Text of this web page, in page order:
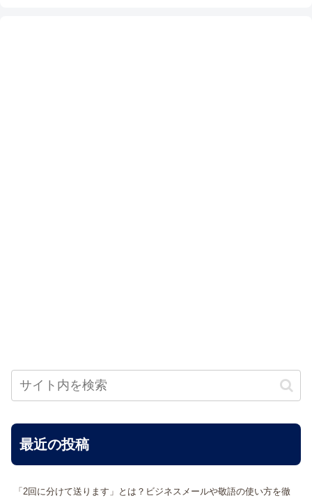
最近の投稿
「2回に分けて送ります」とは？ビジネスメールや敬語の使い方を徹